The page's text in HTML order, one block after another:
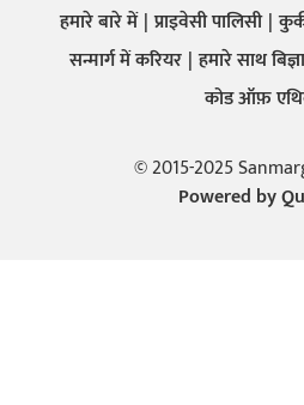
हमारे बारे में प्राइवेसी पालिसी
सन्मार्ग में करियर हमारे साथ
कोड ऑफ़
© 2015-2025
Powered by